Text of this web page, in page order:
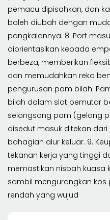
pemacu dipisahkan, dan
boleh diubah dengan
pangkalannya. 8. Port
diorientasikan kepada
berbeza, memberikan
dan memudahkan reka
pengurusan pam bilah:
bilah dalam slot pemutar
selongsong pam (gelang
disedut masuk ditekan
bahagian alur keluar. 9.
tekanan kerja yang tinggi
memastikan nisbah kuasa
sambil mengurangkan kos
rendah yang wujud